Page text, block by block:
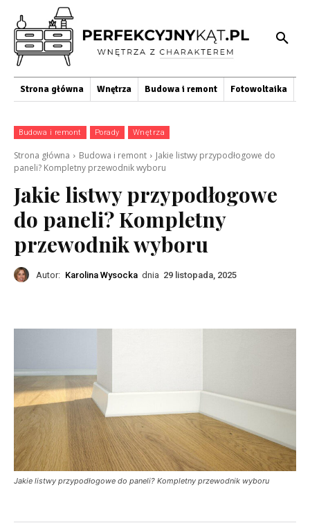
Strona główna Wnętrza Budowa i remont Fotowoltaika
Budowa i remont Porady Wnętrza
Strona główna Budowa i remont
Jakie listwy przypodłogowe do
paneli? Kompletny przewodnik wyboru
Jakie listwy przypodłogowe
do paneli? Kompletny
przewodnik wyboru
Autor: Karolina Wysocka dnia 29 listopada, 2025
Jakie listwy przypodłogowe do paneli? Kompletny przewodnik wyboru